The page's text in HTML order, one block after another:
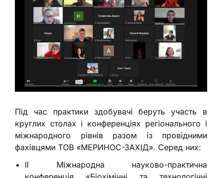
Під час практики здобувачі беруть участь в
круглих столах і конференціях регіонального і
міжнародного рівнів разом із провідними
фахівцями ТОВ «МЕРИНОС-ЗАХІД». Серед них:
ІІ Міжнародна науково-практична